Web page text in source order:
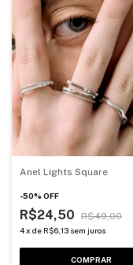
Anel Lights Square
-50% OFF
R$24,50 R$49,00
4x de R$6,13 sem juros
COMPRAR